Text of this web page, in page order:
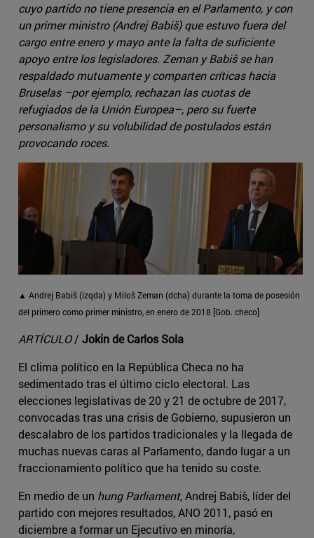
cuyo partido no tiene presencia en el Parlamento, y con
un primer ministro (Andrej Babiš) que estuvo fuera del
cargo entre enero y mayo ante la falta de suficiente
apoyo entre los legisladores. Zeman y Babiš se han
respaldado mutuamente y comparten críticas hacia
Bruselas –por ejemplo, rechazan las cuotas de
refugiados de la Unión Europea–, pero su fuerte
personalismo y su volubilidad de postulados están
provocando roces.
▲ Andrej Babiš (izqda) y Miloš Zeman (dcha) durante la toma de posesión
del primero como primer ministro, en enero de 2018 [Gob. checo]
ARTÍCULO/ Jokin de Carlos Sola
El clima político en la República Checa no ha
sedimentado tras el último ciclo electoral. Las
elecciones legislativas de 20 y 21 de octubre de 2017,
convocadas tras una crisis de Gobierno, supusieron un
descalabro de los partidos tradicionales y la llegada de
muchas nuevas caras al Parlamento, dando lugar a un
fraccionamiento político que ha tenido su coste.
En medio de un hung Parliament, Andrej Babiš, líder del
partido con mejores resultados, ANO 2011, pasó en
diciembre a formar un Ejecutivo en minoría,